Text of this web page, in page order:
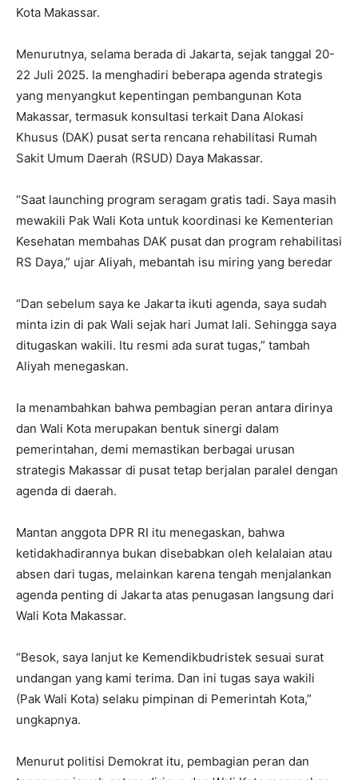
Kota Makassar.
Menurutnya, selama berada di Jakarta, sejak tanggal 20-
22 Juli 2025. Ia menghadiri beberapa agenda strategis
yang menyangkut kepentingan pembangunan Kota
Makassar, termasuk konsultasi terkait Dana Alokasi
Khusus (DAK) pusat serta rencana rehabilitasi Rumah
Sakit Umum Daerah (RSUD) Daya Makassar.
“Saat launching program seragam gratis tadi. Saya masih
mewakili Pak Wali Kota untuk koordinasi ke Kementerian
Kesehatan membahas DAK pusat dan program rehabilitasi
RS Daya,” ujar Aliyah, mebantah isu miring yang beredar
“Dan sebelum saya ke Jakarta ikuti agenda, saya sudah
minta izin di pak Wali sejak hari Jumat lali. Sehingga saya
ditugaskan wakili. Itu resmi ada surat tugas,” tambah
Aliyah menegaskan.
Ia menambahkan bahwa pembagian peran antara dirinya
dan Wali Kota merupakan bentuk sinergi dalam
pemerintahan, demi memastikan berbagai urusan
strategis Makassar di pusat tetap berjalan paralel dengan
agenda di daerah.
Mantan anggota DPR RI itu menegaskan, bahwa
ketidakhadirannya bukan disebabkan oleh kelalaian atau
absen dari tugas, melainkan karena tengah menjalankan
agenda penting di Jakarta atas penugasan langsung dari
Wali Kota Makassar.
“Besok, saya lanjut ke Kemendikbudristek sesuai surat
undangan yang kami terima. Dan ini tugas saya wakili
(Pak Wali Kota) selaku pimpinan di Pemerintah Kota,”
ungkapnya.
Menurut politisi Demokrat itu, pembagian peran dan